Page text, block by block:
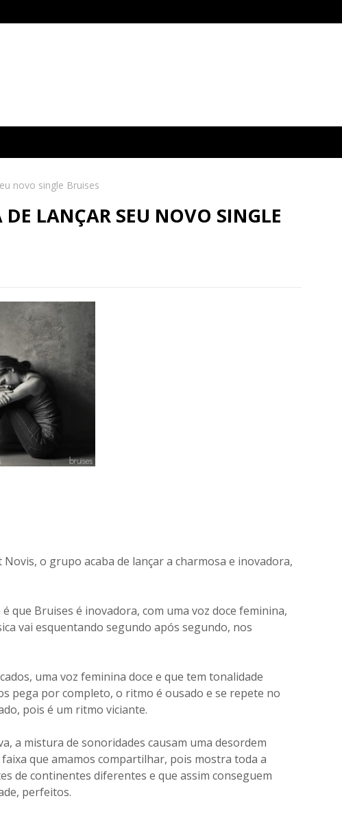
novo single Bruises
LANÇAR SEU NOVO SINGLE
o grupo acaba de lançar a charmosa e inovadora,
que Bruises é inovadora, com uma voz doce feminina,
vai esquentando segundo após segundo, nos
uma voz feminina doce e que tem tonalidade
pega por completo, o ritmo é ousado e se repete no
pois é um ritmo viciante.
a mistura de sonoridades causam uma desordem
que amamos compartilhar, pois mostra toda a
de continentes diferentes e que assim conseguem
perfeitos.